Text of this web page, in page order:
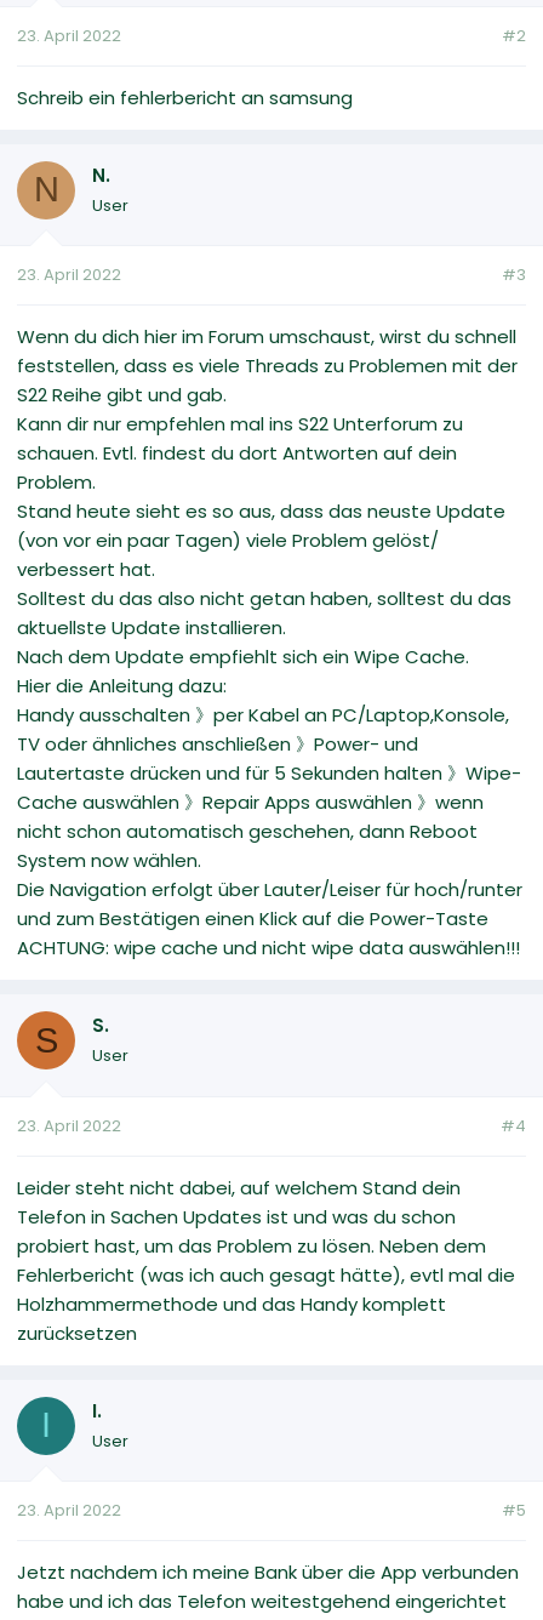
23. April 2022 #2
Schreib ein fehlerbericht an samsung
N N.
User
23. April 2022 #3
Wenn du dich hier im Forum umschaust, wirst du schnell
feststellen, dass es viele Threads zu Problemen mit der
S22 Reihe gibt und gab.
Kann dir nur empfehlen mal ins S22 Unterforum zu
schauen. Evtl. findest du dort Antworten auf dein
Problem.
Stand heute sieht es so aus, dass das neuste Update
(von vor ein paar Tagen) viele Problem gelöst/
verbessert hat.
Solltest du das also nicht getan haben, solltest du das
aktuellste Update installieren.
Nach dem Update empfiehlt sich ein Wipe Cache.
Hier die Anleitung dazu:
Handy ausschalten 》per Kabel an PC/Laptop,Konsole,
TV oder ähnliches anschließen 》Power- und
Lautertaste drücken und für 5 Sekunden halten 》Wipe-
Cache auswählen 》Repair Apps auswählen 》wenn
nicht schon automatisch geschehen, dann Reboot
System now wählen.
Die Navigation erfolgt über Lauter/Leiser für hoch/runter
und zum Bestätigen einen Klick auf die Power-Taste
ACHTUNG: wipe cache und nicht wipe data auswählen!!!
S S.
User
23. April 2022 #4
Leider steht nicht dabei, auf welchem Stand dein
Telefon in Sachen Updates ist und was du schon
probiert hast, um das Problem zu lösen. Neben dem
Fehlerbericht (was ich auch gesagt hätte), evtl mal die
Holzhammermethode und das Handy komplett
zurücksetzen
I I.
User
23. April 2022 #5
Jetzt nachdem ich meine Bank über die App verbunden
habe und ich das Telefon weitestgehend eingerichtet